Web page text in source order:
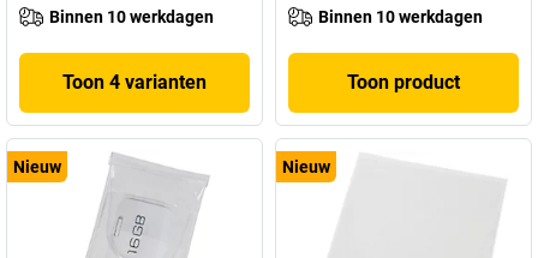
Binnen 10 werkdagen
Toon 4 varianten
Binnen 10 werkdagen
Toon product
Nieuw Nieuw